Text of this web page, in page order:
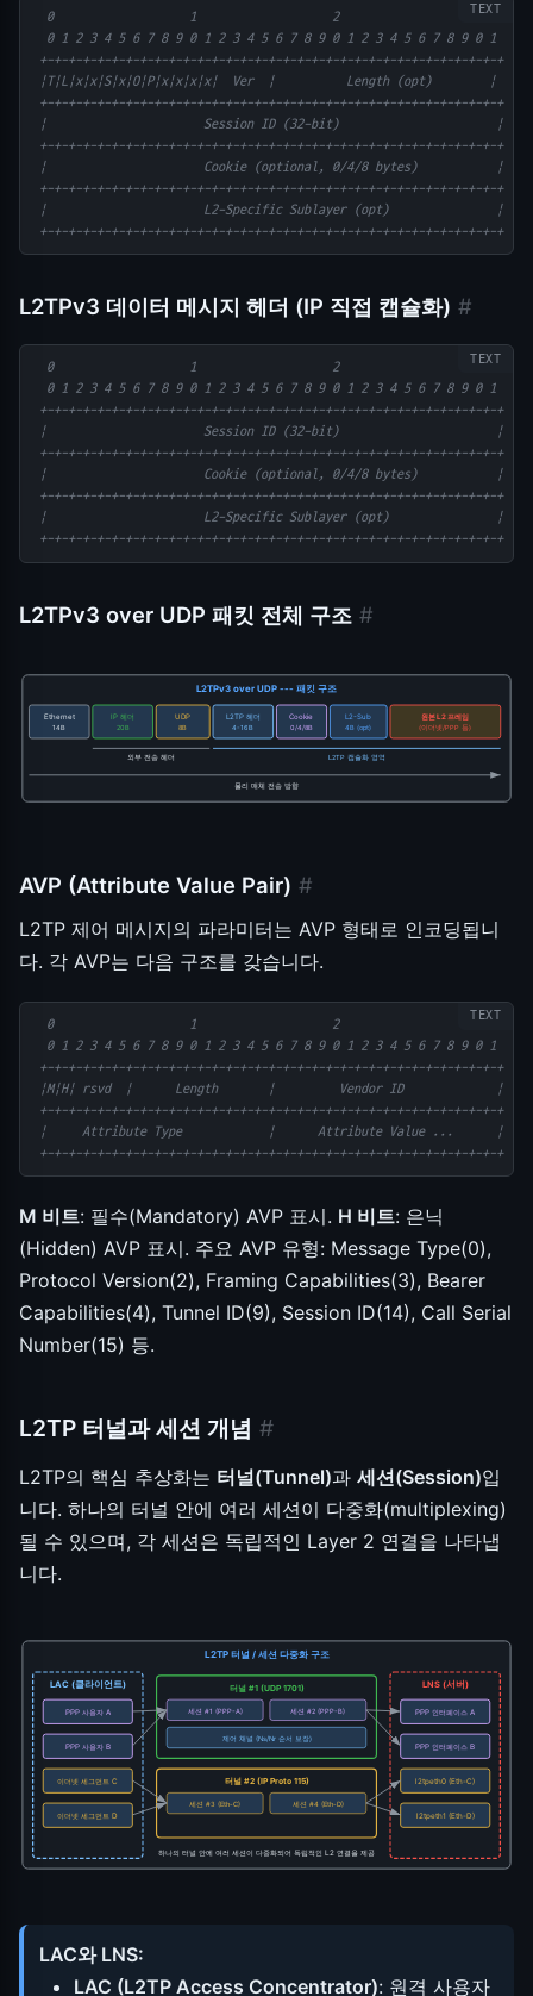
  0                   1                   2                   3
  0 1 2 3 4 5 6 7 8 9 0 1 2 3 4 5 6 7 8 9 0 1 2 3 4 5 6 7 8 9 0 1
+-+-+-+-+-+-+-+-+-+-+-+-+-+-+-+-+-+-+-+-+-+-+-+-+-+-+-+-+-+-+-+-+
|T|L|x|x|S|x|O|P|x|x|x|x|  Ver  |          Length (opt)        |
+-+-+-+-+-+-+-+-+-+-+-+-+-+-+-+-+-+-+-+-+-+-+-+-+-+-+-+-+-+-+-+-+
|                      Session ID (32-bit)                      |
+-+-+-+-+-+-+-+-+-+-+-+-+-+-+-+-+-+-+-+-+-+-+-+-+-+-+-+-+-+-+-+-+
|                      Cookie (optional, 0/4/8 bytes)           |
+-+-+-+-+-+-+-+-+-+-+-+-+-+-+-+-+-+-+-+-+-+-+-+-+-+-+-+-+-+-+-+-+
|                      L2-Specific Sublayer (opt)               |
+-+-+-+-+-+-+-+-+-+-+-+-+-+-+-+-+-+-+-+-+-+-+-+-+-+-+-+-+-+-+-+-+
L2TPv3 데이터 메시지 헤더 (IP 직접 캡슐화) #
  0                   1                   2                   3
  0 1 2 3 4 5 6 7 8 9 0 1 2 3 4 5 6 7 8 9 0 1 2 3 4 5 6 7 8 9 0 1
+-+-+-+-+-+-+-+-+-+-+-+-+-+-+-+-+-+-+-+-+-+-+-+-+-+-+-+-+-+-+-+-+
|                      Session ID (32-bit)                      |
+-+-+-+-+-+-+-+-+-+-+-+-+-+-+-+-+-+-+-+-+-+-+-+-+-+-+-+-+-+-+-+-+
|                      Cookie (optional, 0/4/8 bytes)           |
+-+-+-+-+-+-+-+-+-+-+-+-+-+-+-+-+-+-+-+-+-+-+-+-+-+-+-+-+-+-+-+-+
|                      L2-Specific Sublayer (opt)               |
+-+-+-+-+-+-+-+-+-+-+-+-+-+-+-+-+-+-+-+-+-+-+-+-+-+-+-+-+-+-+-+-+
L2TPv3 over UDP 패킷 전체 구조 #
L2TPv3 over UDP --- 패킷 구조
Ethernet
14B
IP 헤더
20B
UDP
8B
L2TP 헤더
4-16B
Cookie
0/4/8B
L2-Sub
4B (opt)
원본 L2 프레임
(이더넷/PPP 등)
외부 전송 헤더 L2TP 캡슐화 영역
물리 매체 전송 방향
AVP (Attribute Value Pair) #
L2TP 제어 메시지의 파라미터는 AVP 형태로 인코딩됩니
다. 각 AVP는 다음 구조를 갖습니다.
  0                   1                   2                   3
  0 1 2 3 4 5 6 7 8 9 0 1 2 3 4 5 6 7 8 9 0 1 2 3 4 5 6 7 8 9 0 1
+-+-+-+-+-+-+-+-+-+-+-+-+-+-+-+-+-+-+-+-+-+-+-+-+-+-+-+-+-+-+-+-+
|M|H| rsvd  |      Length       |         Vendor ID             |
+-+-+-+-+-+-+-+-+-+-+-+-+-+-+-+-+-+-+-+-+-+-+-+-+-+-+-+-+-+-+-+-+
|     Attribute Type            |      Attribute Value ...      |
+-+-+-+-+-+-+-+-+-+-+-+-+-+-+-+-+-+-+-+-+-+-+-+-+-+-+-+-+-+-+-+-+
M 비트: 필수(Mandatory) AVP 표시. H 비트: 은닉
(Hidden) AVP 표시. 주요 AVP 유형: Message Type(0),
Protocol Version(2), Framing Capabilities(3), Bearer
Capabilities(4), Tunnel ID(9), Session ID(14), Call Serial
Number(15) 등.
L2TP 터널과 세션 개념 #
L2TP의 핵심 추상화는 터널(Tunnel)과 세션(Session)입
니다. 하나의 터널 안에 여러 세션이 다중화(multiplexing)
될 수 있으며, 각 세션은 독립적인 Layer 2 연결을 나타냅
니다.
L2TP 터널 / 세션 다중화 구조
LAC (클라이언트)
PPP 사용자 A
PPP 사용자 B
이더넷 세그먼트 C
이더넷 세그먼트 D
터널 #1 (UDP 1701)
세션 #1 (PPP-A) 세션 #2 (PPP-B)
제어 채널 (Ns/Nr 순서 보장)
터널 #2 (IP Proto 115)
세션 #3 (Eth-C) 세션 #4 (Eth-D)
LNS (서버)
PPP 인터페이스 A
PPP 인터페이스 B
l2tpeth0 (Eth-C)
l2tpeth1 (Eth-D)
하나의 터널 안에 여러 세션이 다중화되어 독립적인 L2 연결을 제공
LAC와 LNS:
LAC (L2TP Access Concentrator): 원격 사용자